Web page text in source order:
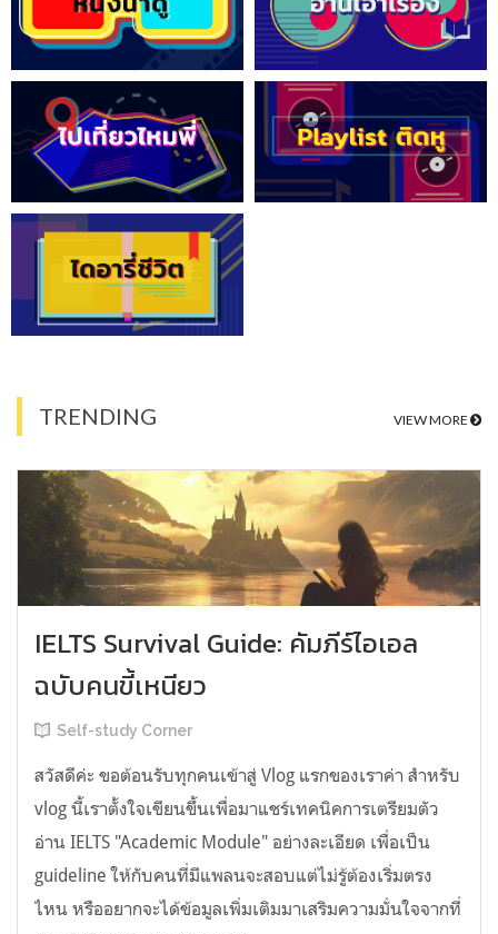
TRENDING VIEW MORE
IELTS Survival Guide: คัมภีร์ไอเอล
ฉบับคนขี้เหนียว
Self-study Corner
สวัสดีค่ะ ขอต้อนรับทุกคนเข้าสู่ Vlog แรกของเราค่า สำหรับ
vlog นี้เราตั้งใจเขียนขึ้นเพื่อมาแชร์เทคนิคการเตรียมตัว
อ่าน IELTS "Academic Module" อย่างละเอียด เพื่อเป็น
guideline ให้กับคนที่มีแพลนจะสอบแต่ไม่รู้ต้องเริ่มตรง
ไหน หรืออยากจะได้ข้อมูลเพิ่มเติมมาเสริมความมั่นใจจากที่